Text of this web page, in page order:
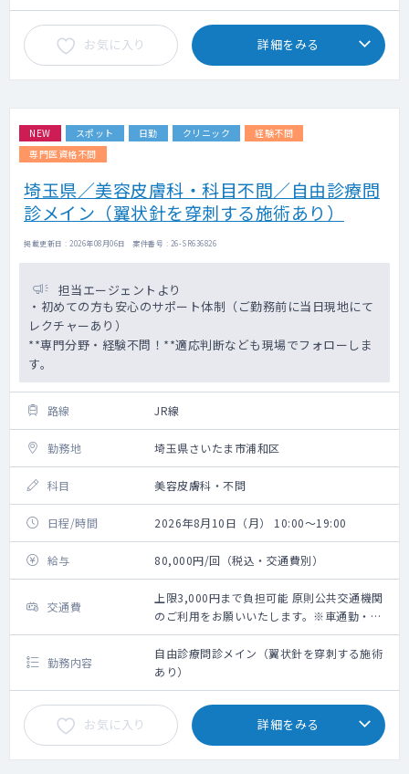
お気に入り 詳細をみる
NEW スポット 日勤 クリニック
経験不問
専門医資格不問
埼玉県／美容皮膚科・科目不問／自由診療問
診メイン（翼状針を穿刺する施術あり）
掲載更新日 : 2026年08月06日 案件番号 : 26-SR636826
担当エージェントより
・初めての方も安心のサポート体制（ご勤務前に当日現地にて
レクチャーあり）
**専門分野・経験不問！**適応判断なども現場でフォローしま
す。
路線 JR線
勤務地 埼玉県さいたま市浦和区
科目 美容皮膚科・不問
日程/時間 2026年8月10日（月） 10:00～19:00
給与 80,000円/回（税込・交通費別）
交通費
上限3,000円まで負担可能 原則公共交通機関
のご利用をお願いいたします。※車通勤・タ
クシー利用要相談
勤務内容
自由診療問診メイン（翼状針を穿刺する施術
あり）
お気に入り 詳細をみる